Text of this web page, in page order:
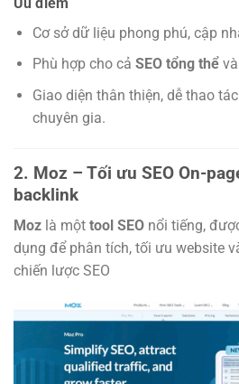
Cơ sở dữ liệu phong phú, cập
Phù hợp cho cả SEO tổng thểvà
Giao diện thân thiện, dễ thao
chuyên gia.
2. Moz – Tối ưu SEO On-
backlink
Moz là một tool SEO nổi tiếng,
dụng để phân tích, tối ưu website
chiến lược SEO